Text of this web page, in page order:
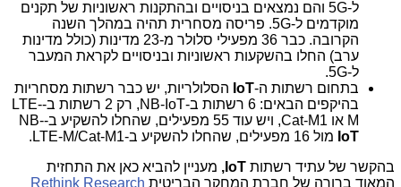
ל-5G והם נמצאים בניסויים ובהתקנות ראשוניות של תקנים
מוקדמים ל-5G. פריסה מסחרית תהיה במהלך השנה
הקרובה. כבר 36 מפעילי סלולר מ-23 מדינות (כולל מדינות
ערב) החלו בהשקעות ראשוניות ובניסויים לקראת המעבר
ל-5G.
בתחום רשתות ה-IoT הסלולריות, יש כבר רשתות מסחריות
בהיקפים הבאים: 6 רשתות ב-NB-IoT, רק 2 רשתות ב-LTE-
M או Cat-M1, ויש עוד 55 מפעילים, שהחלו להשקיע ב-NB-
IoT מול 16 מפעילים, שהחלו להשקיע ב-LTE-M/Cat-M1.
בהקשר של עתיד רשתות IoT,
מעניין להביא כאן את התחזית
המאוד ברורה של חברת המחקר הבריטית Rethink Research